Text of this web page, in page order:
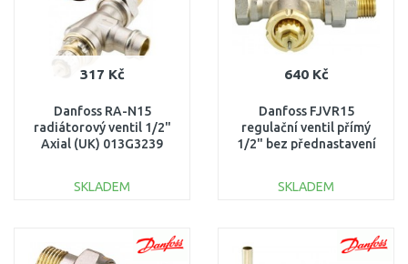
317 Kč
Danfoss RA-N15
radiátorový ventil 1/2"
Axial (UK) 013G3239
SKLADEM
Porovnat
640 Kč
Danfoss FJVR15
regulační ventil přímý
1/2" bez přednastavení
SKLADEM